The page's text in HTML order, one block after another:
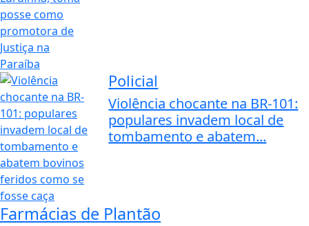
Policial
Violência chocante na BR-101:
populares invadem local de
tombamento e abatem...
Farmácias de Plantão